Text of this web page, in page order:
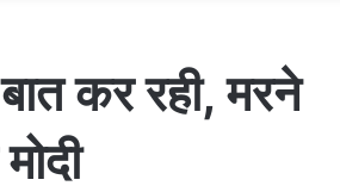
कर रही, मरने